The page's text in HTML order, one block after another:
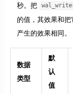
秒。把
的值，其效果和
产生的效果相同。
数据
类型
默
认
值